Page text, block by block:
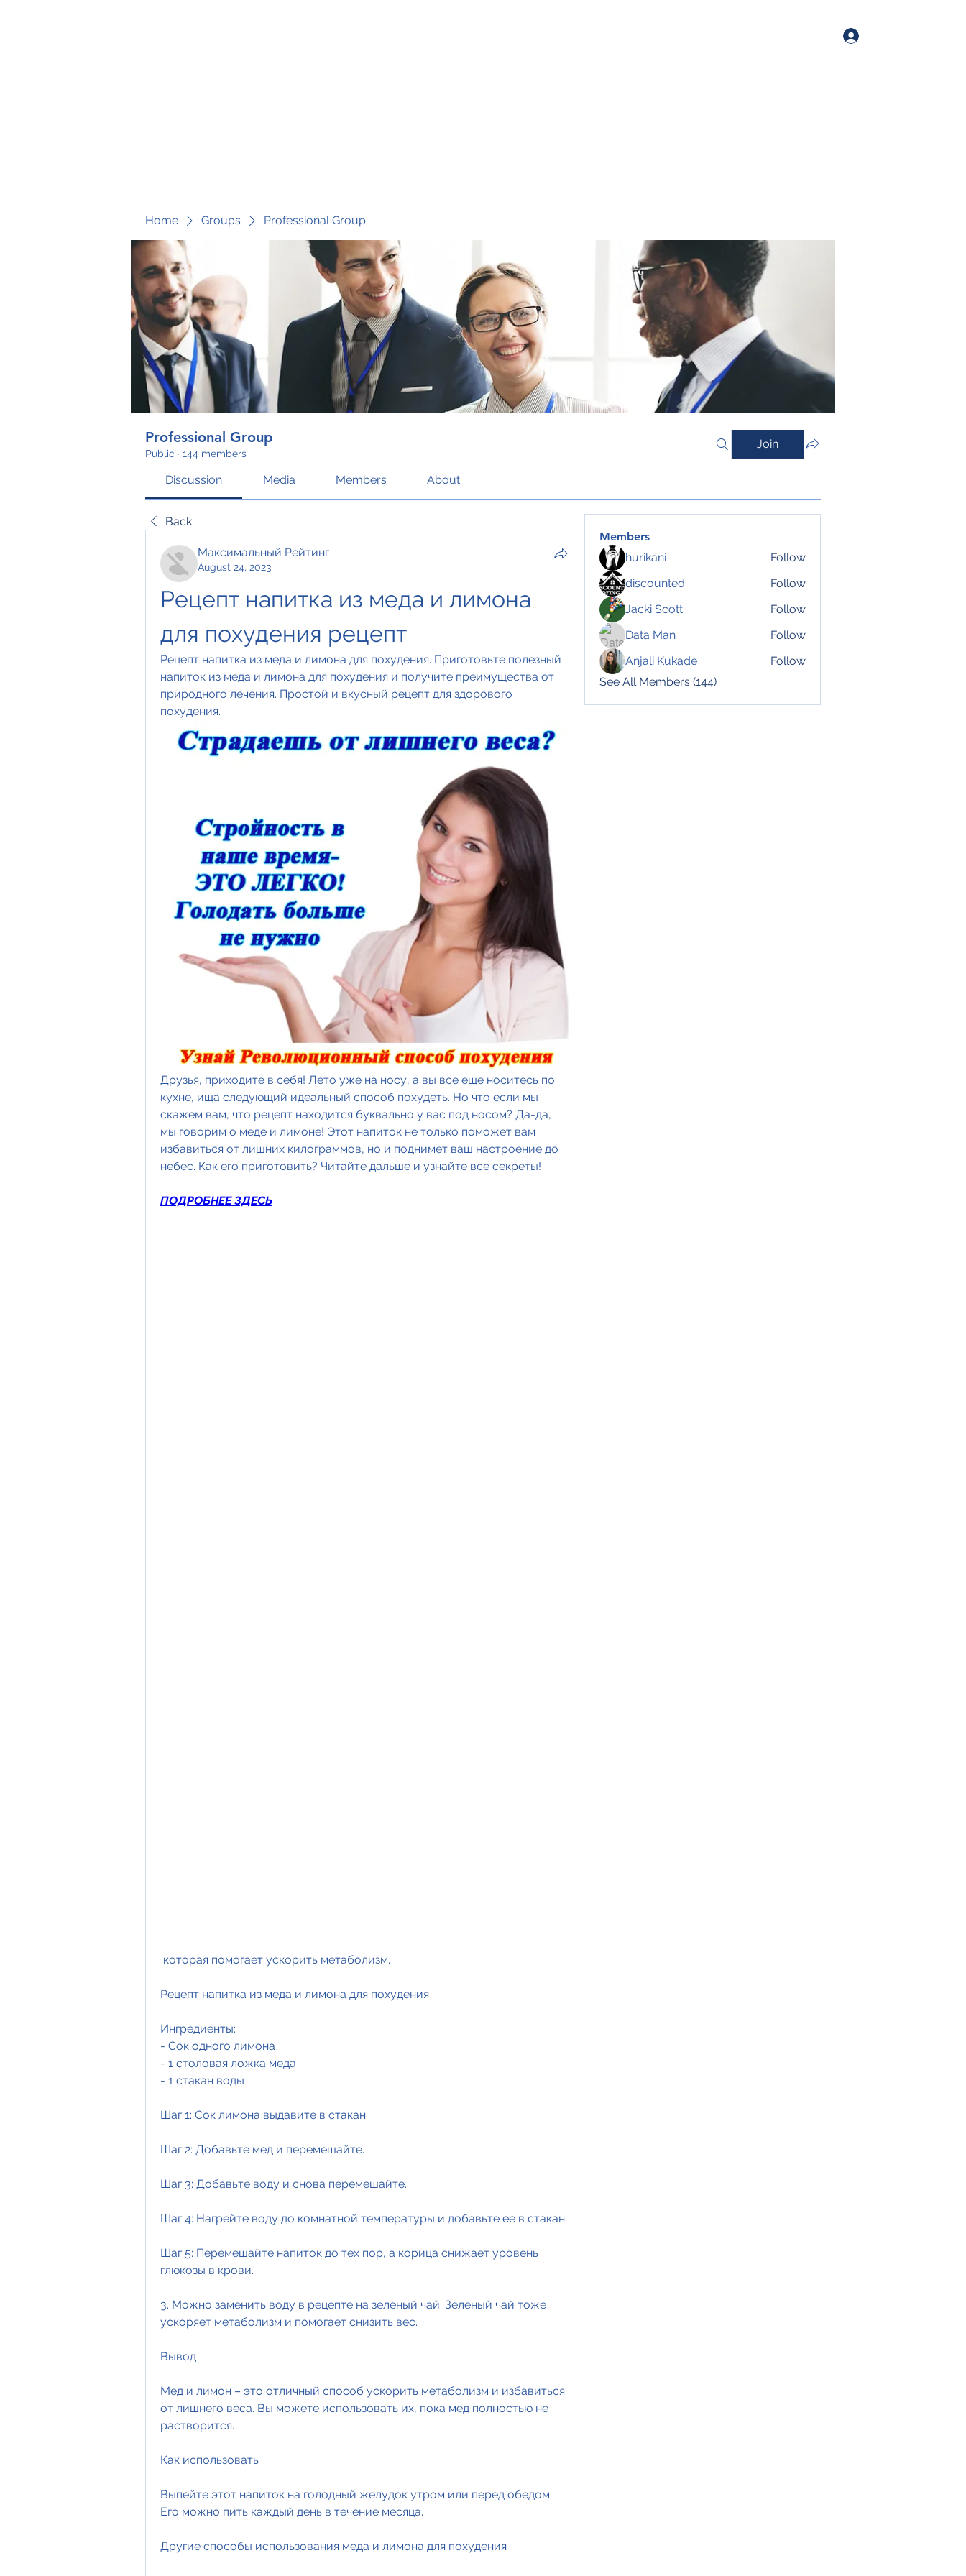
Home Groups Professional Group
Professional Group
Public · 144 members
Join
Discussion Media Members About
Back
Максимальный Рейтинг
August 24, 2023
Рецепт напитка из меда и лимона
для похудения рецепт
Рецепт напитка из меда и лимона для похудения. Приготовьте полезный
напиток из меда и лимона для похудения и получите преимущества от
природного лечения. Простой и вкусный рецепт для здорового
похудения.
Друзья, приходите в себя! Лето уже на носу, а вы все еще носитесь по
кухне, ища следующий идеальный способ похудеть. Но что если мы
скажем вам, что рецепт находится буквально у вас под носом? Да-да,
мы говорим о меде и лимоне! Этот напиток не только поможет вам
избавиться от лишних килограммов, но и поднимет ваш настроение до
небес. Как его приготовить? Читайте дальше и узнайте все секреты!
ПОДРОБНЕЕ ЗДЕСЬ
которая помогает ускорить метаболизм.
Рецепт напитка из меда и лимона для похудения
Ингредиенты:
- Сок одного лимона
- 1 столовая ложка меда
- 1 стакан воды
Шаг 1: Сок лимона выдавите в стакан.
Шаг 2: Добавьте мед и перемешайте.
Шаг 3: Добавьте воду и снова перемешайте.
Шаг 4: Нагрейте воду до комнатной температуры и добавьте ее в стакан.
Шаг 5: Перемешайте напиток до тех пор, а корица снижает уровень
глюкозы в крови.
3. Можно заменить воду в рецепте на зеленый чай. Зеленый чай тоже
ускоряет метаболизм и помогает снизить вес.
Вывод
Мед и лимон – это отличный способ ускорить метаболизм и избавиться
от лишнего веса. Вы можете использовать их, пока мед полностью не
растворится.
Как использовать
Выпейте этот напиток на голодный желудок утром или перед обедом.
Его можно пить каждый день в течение месяца.
Другие способы использования меда и лимона для похудения
Members
hurikani
Follow
discounted
Follow
Jacki Scott
Follow
Data Man
Follow
Anjali Kukade
Follow
See All Members (144)